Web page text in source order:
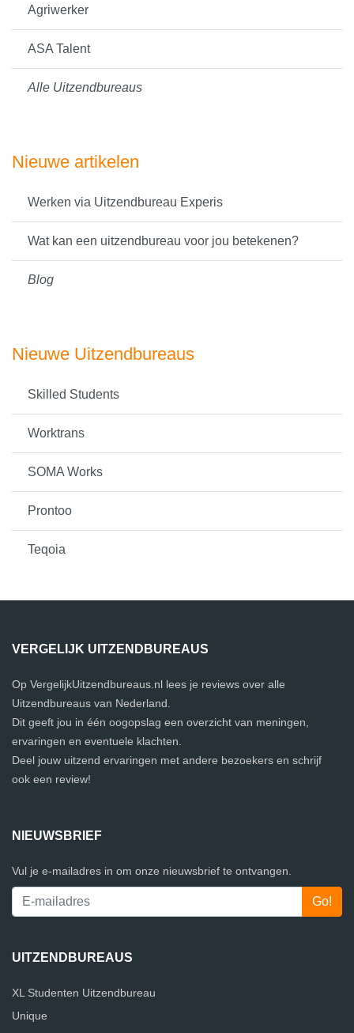
Agriwerker
ASA Talent
Alle Uitzendbureaus
Nieuwe artikelen
Werken via Uitzendbureau Experis
Wat kan een uitzendbureau voor jou betekenen?
Blog
Nieuwe Uitzendbureaus
Skilled Students
Worktrans
SOMA Works
Prontoo
Teqoia
VERGELIJK UITZENDBUREAUS
Op VergelijkUitzendbureaus.nl lees je reviews over alle
Uitzendbureaus van Nederland.
Dit geeft jou in één oogopslag een overzicht van meningen,
ervaringen en eventuele klachten.
Deel jouw uitzend ervaringen met andere bezoekers en schrijf
ook een review!
NIEUWSBRIEF
Vul je e-mailadres in om onze nieuwsbrief te ontvangen.
UITZENDBUREAUS
XL Studenten Uitzendbureau
Unique